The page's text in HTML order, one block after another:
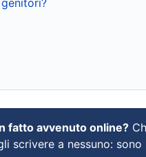
fatto avvenuto online?
scrivere a nessuno: